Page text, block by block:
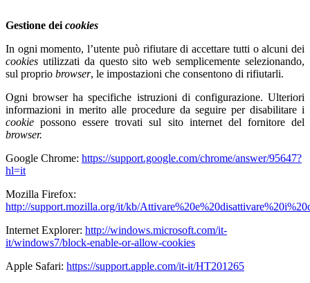
Gestione deicookies
In ogni momento, l’utente può rifiutare di accettare tutti o alcuni dei
cookies utilizzati da questo sito web semplicemente selezionando,
sul proprio browser, le impostazioni che consentono di rifiutarli.
Ogni browser ha specifiche istruzioni di configurazione. Ulteriori
informazioni in merito alle procedure da seguire per disabilitare i
cookiepossono essere trovati sul sito internet del fornitore del
browser.
Google Chrome: https://support.google.com/chrome/answer/95647?
hl=it
Mozilla Firefox:
http://support.mozilla.org/it/kb/
Internet Explorer: http://windows.microsoft.com/it-
it/windows7/block-enable-or-allow-cookies
Apple Safari: https://support.apple.com/it-it/HT201265